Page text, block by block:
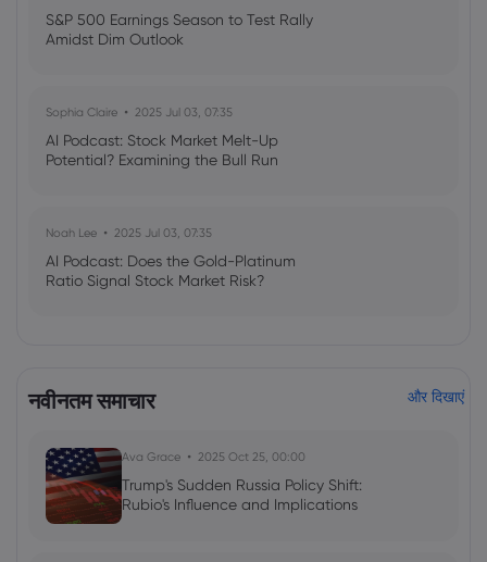
S&P 500 Earnings Season to Test Rally
Amidst Dim Outlook
Sophia Claire 2025 Jul 03, 07:35
AI Podcast: Stock Market Melt-Up
Potential? Examining the Bull Run
Noah Lee 2025 Jul 03, 07:35
AI Podcast: Does the Gold-Platinum
Ratio Signal Stock Market Risk?
नवीनतम समाचार और दिखाएं
Ava Grace 2025 Oct 25, 00:00
Trump's Sudden Russia Policy Shift:
Rubio's Influence and Implications